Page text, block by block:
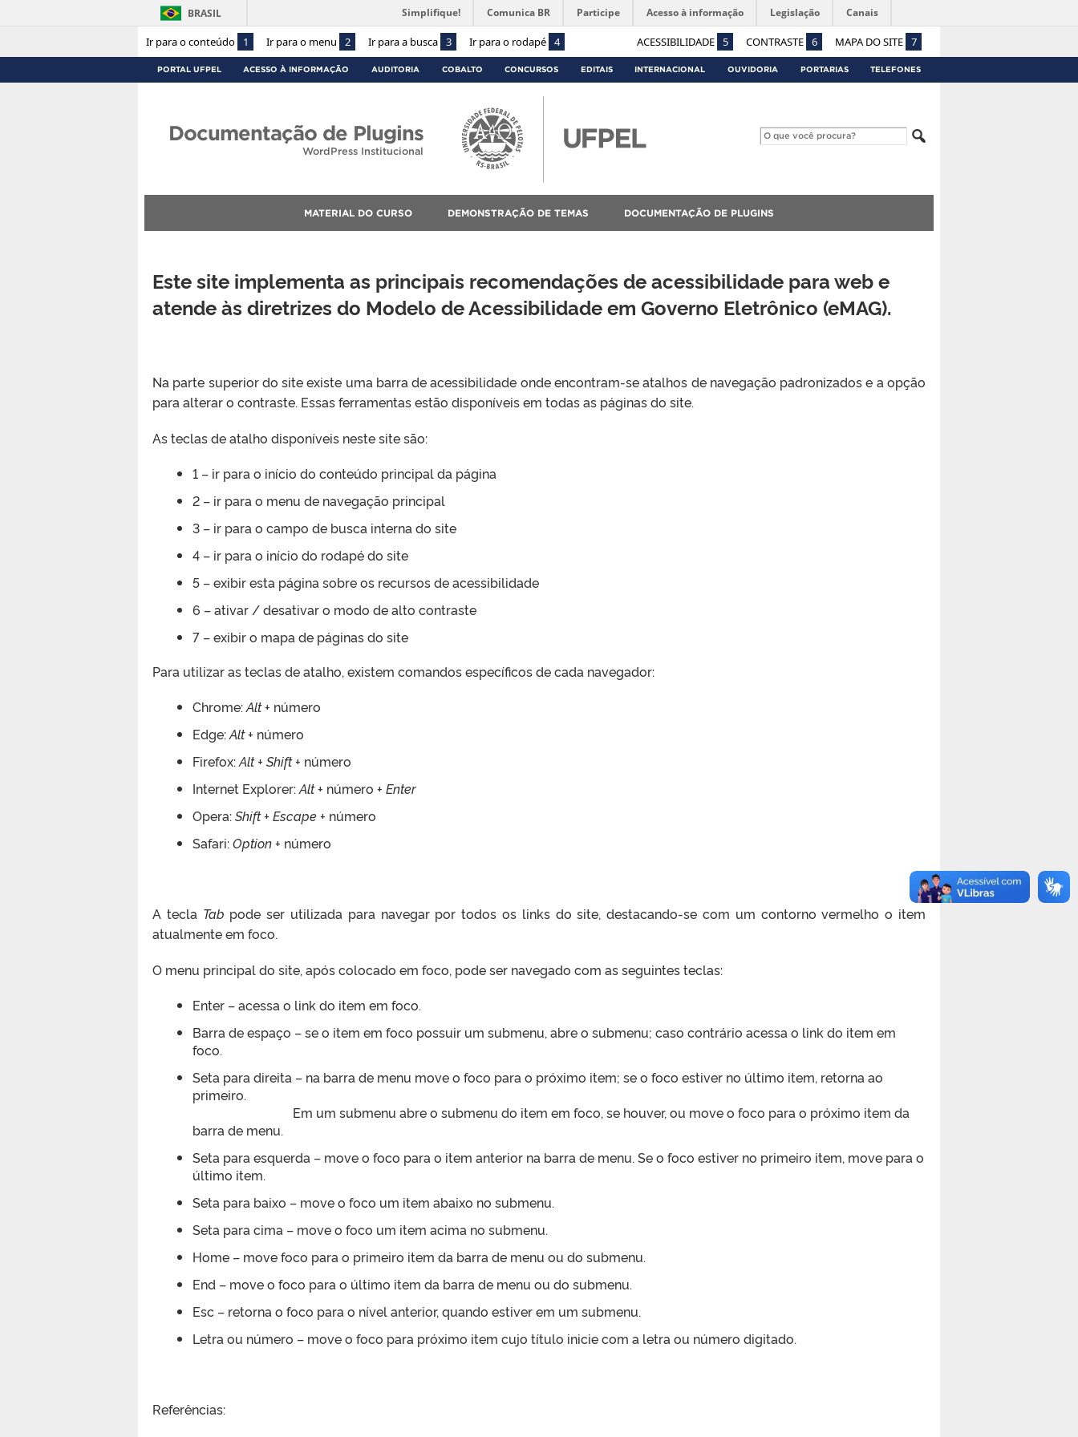
Ir para o conteúdo 1 Ir para o menu 2 Ir para a busca 3 Ir para o rodapé 4 ACESSIBILIDADE 5 CONTRASTE 6 MAPA DO SITE 7
BRASIL Simplifique! Comunica BR Participe Acesso à informação Legislação Canais
PORTAL UFPEL ACESSO À INFORMAÇÃO AUDITORIA COBALTO CONCURSOS EDITAIS INTERNACIONAL OUVIDORIA PORTARIAS TELEFONES
Documentação de Plugins
WordPress Institucional
MATERIAL DO CURSO DEMONSTRAÇÃO DE TEMAS DOCUMENTAÇÃO DE PLUGINS
Este site implementa as principais recomendações de acessibilidade para web e
atende às diretrizes do Modelo de Acessibilidade em Governo Eletrônico (eMAG).
Na parte superior do site existe uma barra de acessibilidade onde encontram-se atalhos de navegação padronizados e a opção
para alterar o contraste. Essas ferramentas estão disponíveis em todas as páginas do site.
As teclas de atalho disponíveis neste site são:
1 – ir para o início do conteúdo principal da página
2 – ir para o menu de navegação principal
3 – ir para o campo de busca interna do site
4 – ir para o início do rodapé do site
5 – exibir esta página sobre os recursos de acessibilidade
6 – ativar / desativar o modo de alto contraste
7 – exibir o mapa de páginas do site
Para utilizar as teclas de atalho, existem comandos específicos de cada navegador:
Chrome:Alt+ número
Edge:Alt+ número
Firefox:Alt + Shift+ número
Internet Explorer:Alt+ número + Enter
Opera:Shift + Escape+ número
Safari:Option+ número
A tecla Tab pode ser utilizada para navegar por todos os links do site, destacando-se com um contorno vermelho o item
atualmente em foco.
O menu principal do site, após colocado em foco, pode ser navegado com as seguintes teclas:
Enter – acessa o link do item em foco.
Barra de espaço – se o item em foco possuir um submenu, abre o submenu; caso contrário acessa o link do item em
foco.
Seta para direita – na barra de menu move o foco para o próximo item; se o foco estiver no último item, retorna ao
primeiro.
Em um submenu abre o submenu do item em foco, se houver, ou move o foco para o próximo item da
barra de menu.
Seta para esquerda – move o foco para o item anterior na barra de menu. Se o foco estiver no primeiro item, move para o
último item.
Seta para baixo – move o foco um item abaixo no submenu.
Seta para cima – move o foco um item acima no submenu.
Home – move foco para o primeiro item da barra de menu ou do submenu.
End – move o foco para o último item da barra de menu ou do submenu.
Esc – retorna o foco para o nível anterior, quando estiver em um submenu.
Letra ou número – move o foco para próximo item cujo título inicie com a letra ou número digitado.
Referências: